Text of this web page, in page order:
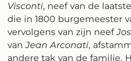
Visconti, neef van de
die in 1800 burgemeester
vervolgens van zijn neef
vanJean Arconati,
andere tak van de familie.